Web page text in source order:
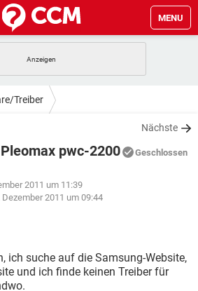
MENU
IOS
TIKTOK
TIKTOK
STREAMING
INSTAGRAM
STREAMING
TIKTOK
INSTAGRAM
Treiber
Nächste
pwc-2200 Geschlossen
2011 um 11:39
Dezember 2011 um 09:44
ich suche auf die Samsung-Website,
und ich finde keinen Treiber für